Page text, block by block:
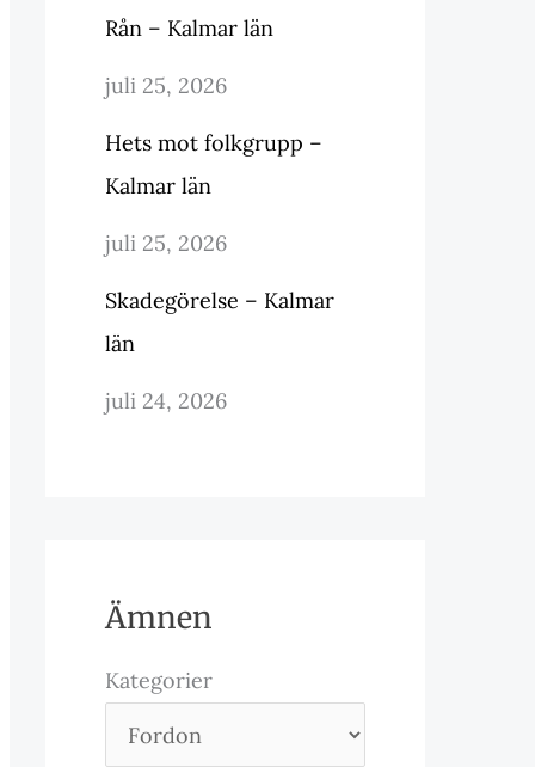
Rån – Kalmar län
juli 25, 2026
Hets mot folkgrupp –
Kalmar län
juli 25, 2026
Skadegörelse – Kalmar
län
juli 24, 2026
Ämnen
Kategorier